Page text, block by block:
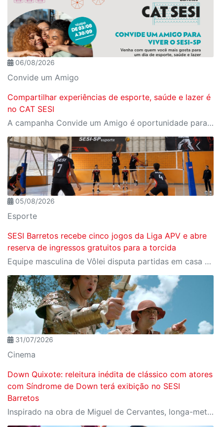
06/08/2026
Convide um Amigo
Compartilhar experiências de esporte, saúde e lazer é
no CAT SESI
A campanha Convide um Amigo é oportunidade para reunir amigos para aproveitar juntos toda estrutura da unidade SESI-SP mais próxima. Os benefícios para clientes e convidados estão no regulamento
05/08/2026
Esporte
SESI Barretos recebe cinco jogos da Liga APV e abre
reserva de ingressos gratuitos para a torcida
Equipe masculina de Vôlei disputa partidas em casa entre agosto e setembro; ingressos são gratuitos e devem ser reservados pelo Meu SESI
31/07/2026
Cinema
Down Quixote: releitura inédita de clássico com atores
com Síndrome de Down terá exibição no SESI
Barretos
Inspirado na obra de Miguel de Cervantes, longa-metragem apresenta uma releitura sensível e criativa de Dom Quixote, protagonizada integralmente por atores com Síndrome de Down